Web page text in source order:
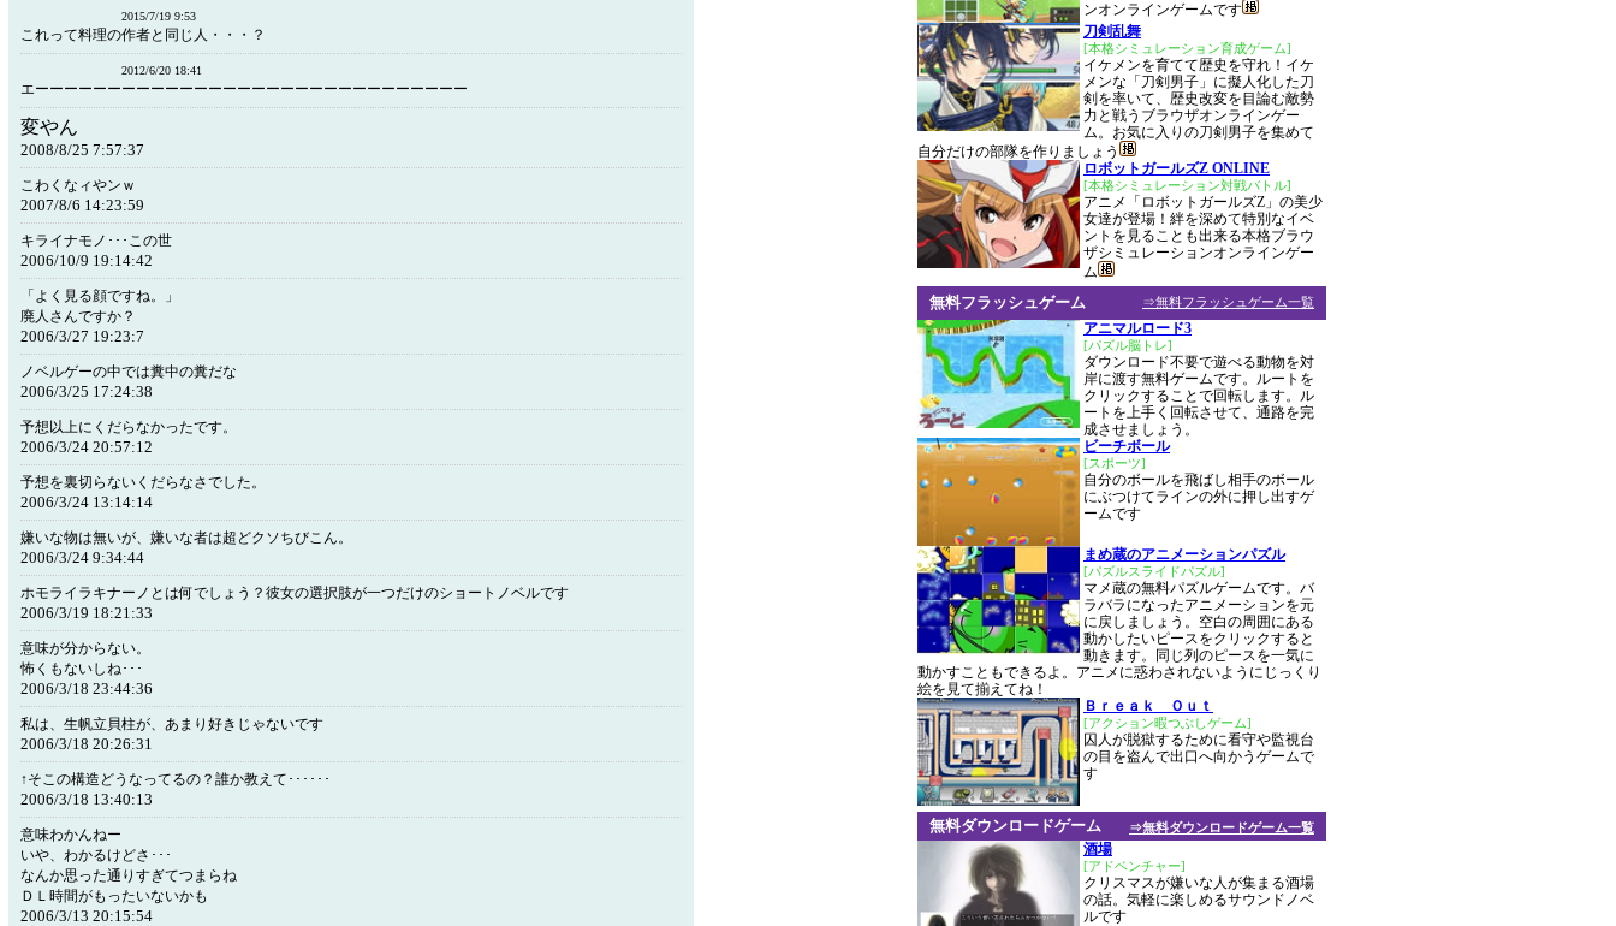
2015/7/19 9:53
これって料理の作者と同じ人・・・？
2012/6/20 18:41
エーーーーーーーーーーーーーーーーーーーーーーーーーーーーーー
変やん
2008/8/25 7:57:37
こわくなィやンｗ
2007/8/6 14:23:59
キライナモノ･･･この世
2006/10/9 19:14:42
「よく見る顔ですね。」
廃人さんですか？
2006/3/27 19:23:7
ノベルゲーの中では糞中の糞だな
2006/3/25 17:24:38
予想以上にくだらなかったです。
2006/3/24 20:57:12
予想を裏切らないくだらなさでした。
2006/3/24 13:14:14
嫌いな物は無いが、嫌いな者は超どクソちびこん。
2006/3/24 9:34:44
ホモライラキナーノとは何でしょう？彼女の選択肢が一つだけのショートノベルです
2006/3/19 18:21:33
意味が分からない。
怖くもないしね･･･
2006/3/18 23:44:36
私は、生帆立貝柱が、あまり好きじゃないです
2006/3/18 20:26:31
↑そこの構造どうなってるの？誰か教えて･･････
2006/3/18 13:40:13
意味わかんねー
いや、わかるけどさ･･･
なんか思った通りすぎてつまらね
ＤＬ時間がもったいないかも
2006/3/13 20:15:54
ンオンラインゲームです
刀剣乱舞
[本格シミュレーション育成ゲーム]
イケメンを育てて歴史を守れ！イケ
メンな「刀剣男子」に擬人化した刀
剣を率いて、歴史改変を目論む敵勢
力と戦うブラウザオンラインゲー
ム。お気に入りの刀剣男子を集めて
自分だけの部隊を作りましょう
ロボットガールズZ ONLINE
[本格シミュレーション対戦バトル]
アニメ「ロボットガールズZ」の美少
女達が登場！絆を深めて特別なイベ
ントを見ることも出来る本格ブラウ
ザシミュレーションオンラインゲー
ム
⇒無料フラッシュゲーム一覧
無料フラッシュゲーム
アニマルロード3
[パズル脳トレ]
ダウンロード不要で遊べる動物を対
岸に渡す無料ゲームです。ルートを
クリックすることで回転します。ル
ートを上手く回転させて、通路を完
成させましょう。
ビーチボール
[スポーツ]
自分のボールを飛ばし相手のボール
にぶつけてラインの外に押し出すゲ
ームです
まめ蔵のアニメーションパズル
[パズルスライドパズル]
マメ蔵の無料パズルゲームです。バ
ラバラになったアニメーションを元
に戻しましょう。空白の周囲にある
動かしたいピースをクリックすると
動きます。同じ列のピースを一気に
動かすこともできるよ。アニメに惑わされないようにじっくり
絵を見て揃えてね！
Ｂｒｅａｋ Ｏｕｔ
[アクション暇つぶしゲーム]
囚人が脱獄するために看守や監視台
の目を盗んで出口へ向かうゲームで
す
⇒無料ダウンロードゲーム一覧
無料ダウンロードゲーム
酒場
[アドベンチャー]
クリスマスが嫌いな人が集まる酒場
の話。気軽に楽しめるサウンドノベ
ルです